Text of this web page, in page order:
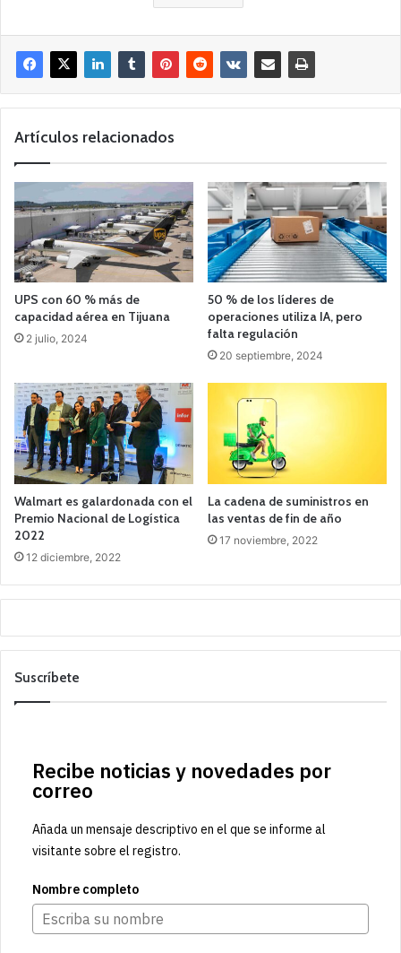
Artículos relacionados
UPS con 60 % más de
capacidad aérea en Tijuana
2 julio, 2024
50 % de los líderes de
operaciones utiliza IA, pero
falta regulación
20 septiembre, 2024
Walmart es galardonada con el
Premio Nacional de Logística
2022
12 diciembre, 2022
La cadena de suministros en
las ventas de fin de año
17 noviembre, 2022
Suscríbete
Recibe noticias y novedades por
correo
Añada un mensaje descriptivo en el que se informe al
visitante sobre el registro.
Nombre completo